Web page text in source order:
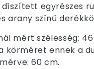
egyrészes
arany színű
mért szélesség:
körméret ennek a
60 cm.